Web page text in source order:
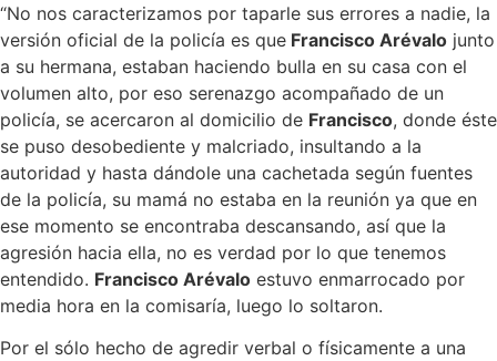
“No nos caracterizamos por taparle sus errores a nadie, la
versión oficial de la policía es que Francisco Arévalo junto
a su hermana, estaban haciendo bulla en su casa con el
volumen alto, por eso serenazgo acompañado de un
policía, se acercaron al domicilio de Francisco, donde éste
se puso desobediente y malcriado, insultando a la
autoridad y hasta dándole una cachetada según fuentes
de la policía, su mamá no estaba en la reunión ya que en
ese momento se encontraba descansando, así que la
agresión hacia ella, no es verdad por lo que tenemos
entendido. Francisco Arévalo estuvo enmarrocado por
media hora en la comisaría, luego lo soltaron.
Por el sólo hecho de agredir verbal o físicamente a una